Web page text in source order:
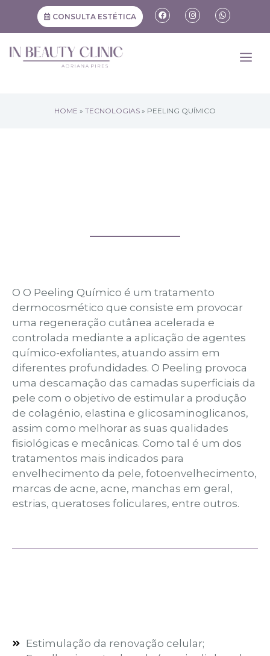
CONSULTA ESTÉTICA
HOME » TECNOLOGIAS » PEELING QUÍMICO
O O Peeling Químico é um tratamento
dermocosmético que consiste em provocar
uma regeneração cutânea acelerada e
controlada mediante a aplicação de agentes
químico-exfoliantes, atuando assim em
diferentes profundidades. O Peeling provoca
uma descamação das camadas superficiais da
pele com o objetivo de estimular a produção
de colagénio, elastina e glicosaminoglicanos,
assim como melhorar as suas qualidades
fisiológicas e mecânicas. Como tal é um dos
tratamentos mais indicados para
envelhecimento da pele, fotoenvelhecimento,
marcas de acne, acne, manchas em geral,
estrias, queratoses foliculares, entre outros.
Estimulação da renovação celular;